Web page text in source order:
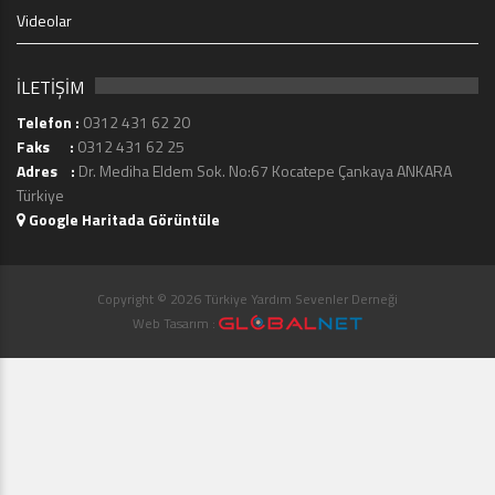
Videolar
İLETİŞİM
Telefon : 0312 431 62 20
Faks : 0312 431 62 25
Adres : Dr. Mediha Eldem Sok. No:67 Kocatepe Çankaya ANKARA
Türkiye
Google Haritada Görüntüle
Copyright © 2026 Türkiye Yardım Sevenler Derneği
Web Tasarım :